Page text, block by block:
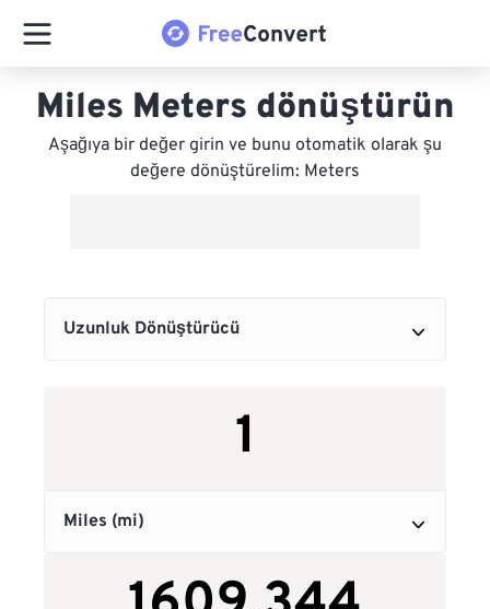
Miles Meters dönüştürün
Aşağıya bir değer girin ve bunu otomatik olarak şu
değere dönüştürelim: Meters